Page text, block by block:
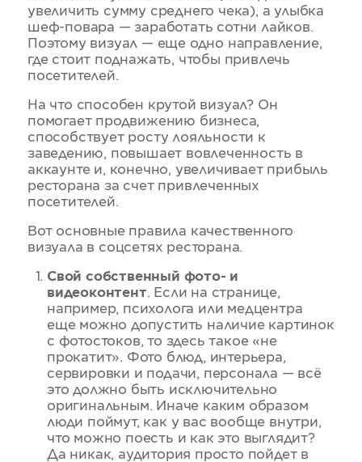
увеличить сумму среднего чека), а улыбка
шеф-повара — заработать сотни лайков.
Поэтому визуал — еще одно направление,
где стоит поднажать, чтобы привлечь
посетителей.
На что способен крутой визуал? Он
помогает продвижению бизнеса,
способствует росту лояльности к
заведению, повышает вовлеченность в
аккаунте и, конечно, увеличивает прибыль
ресторана за счет привлеченных
посетителей.
Вот основные правила качественного
визуала в соцсетях ресторана.
Свой собственный фото- и
видеоконтент. Если на странице,
например, психолога или медцентра
еще можно допустить наличие картинок
с фотостоков, то здесь такое «не
прокатит». Фото блюд, интерьера,
сервировки и подачи, персонала — всё
это должно быть исключительно
оригинальным. Иначе каким образом
люди поймут, как у вас вообще внутри,
что можно поесть и как это выглядит?
Да никак, аудитория просто пойдет в